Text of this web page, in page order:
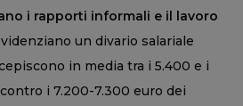
i rapporti informali e il lavoro
un divario salariale
in media tra i 5.400 e i
i 7.200-7.300 euro dei